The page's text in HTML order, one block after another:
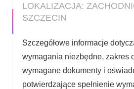
LOKALIZACJA:
SZCZECIN
Szczegółowe informacje
wymagania niezbędne, zakres
wymagane dokumenty i
potwierdzające spełnienie